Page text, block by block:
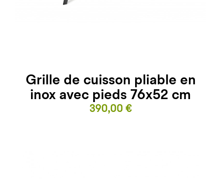
Grille de cuisson pliable en
inox avec pieds 76x52 cm
Prix
390,00 €